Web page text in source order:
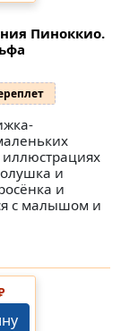
Пиноккио.
и
и
с малышом и